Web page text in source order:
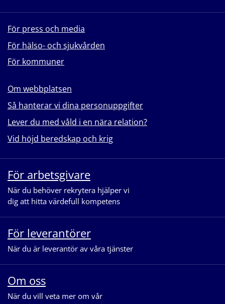
För press och media
För hälso- och sjukvården
För kommuner
Om webbplatsen
Så hanterar vi dina personuppgifter
Lever du med våld i en nära relation?
Vid höjd beredskap och krig
För arbetsgivare
När du behöver rekrytera hjälper vi
dig att hitta värdefull kompetens
För leverantörer
När du är leverantör av våra tjänster
Om oss
När du vill veta mer om vår